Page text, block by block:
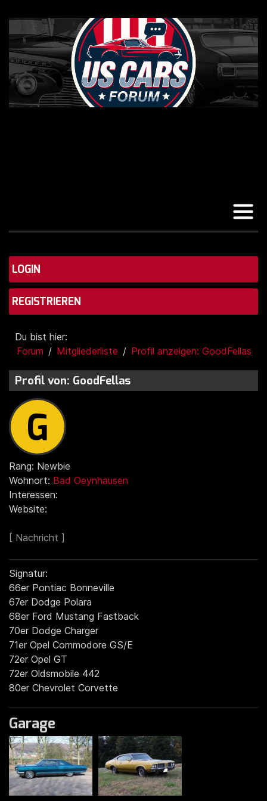
LOGIN
REGISTRIEREN
Du bist hier:
Forum
Mitgliederliste Profil anzeigen: GoodFellas
Profil von: GoodFellas
Rang: Newbie
Wohnort: Bad Oeynhausen
Interessen:
Website:
Signatur:
66er Pontiac Bonneville
67er Dodge Polara
68er Ford Mustang Fastback
70er Dodge Charger
71er Opel Commodore GS/E
72er Opel GT
72er Oldsmobile 442
80er Chevrolet Corvette
Garage